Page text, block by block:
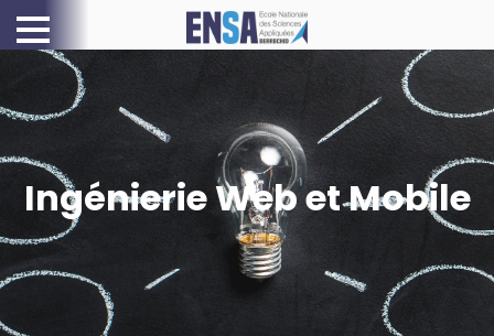
Ingénierie Web et Mobile